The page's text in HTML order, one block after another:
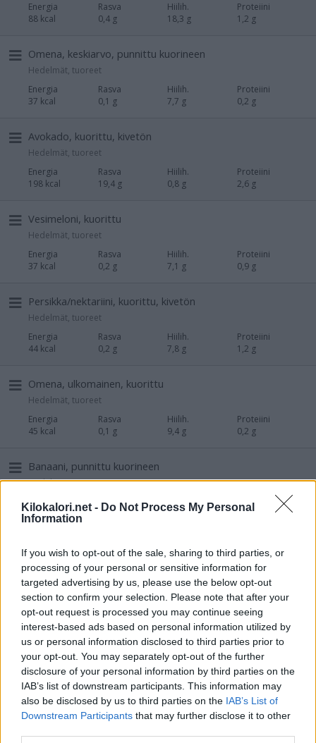
Kilokalori.net - Do Not Process My Personal
Information
If you wish to opt-out of the sale, sharing to third parties, or
processing of your personal or sensitive information for
targeted advertising by us, please use the below opt-out
section to confirm your selection. Please note that after your
opt-out request is processed you may continue seeing
interest-based ads based on personal information utilized by
us or personal information disclosed to third parties prior to
your opt-out. You may separately opt-out of the further
disclosure of your personal information by third parties on the
IAB’s list of downstream participants. This information may
also be disclosed by us to third parties on the IAB’s List of
Downstream Participants that may further disclose it to other
Energia
88 kcal
Rasva
0,4 g
Hiilih.
18,3 g
Proteiini
1,2 g
Omena, keskiarvo, punnittu kuorineen
Hedelmät, tuoreet
Energia
37 kcal
Rasva
0,1 g
Hiilih.
7,7 g
Proteiini
0,2 g
Avokado, kuorittu, kivetön
Hedelmät, tuoreet
Energia
198 kcal
Rasva
19,4 g
Hiilih.
0,8 g
Proteiini
2,6 g
Vesimeloni, kuorittu
Hedelmät, tuoreet
Energia
37 kcal
Rasva
0,2 g
Hiilih.
7,1 g
Proteiini
0,9 g
Persikka/nektariini, kuorittu, kivetön
Hedelmät, tuoreet
Energia
44 kcal
Rasva
0,2 g
Hiilih.
7,8 g
Proteiini
1,2 g
Omena, ulkomainen, kuorittu
Hedelmät, tuoreet
Energia
45 kcal
Rasva
0,1 g
Hiilih.
9,4 g
Proteiini
0,2 g
Banaani, punnittu kuorineen
Hedelmät, tuoreet
Energia
59 kcal
Rasva
0,3 g
Hiilih.
12,3 g
Proteiini
0,8 g
Kiivi, kuorittu
Hedelmät, tuoreet
Energia
52 kcal
Rasva
0,8 g
Hiilih.
7,1 g
Proteiini
0,8 g
Viinirypäle, keskiarvo, kivetön, vihreä/tumma
Hedelmät, tuoreet
Energia
74 kcal
0,4 g
Hiilih.
15,5 g
Proteiini
0,6 g
Appelsiini, kuorittu